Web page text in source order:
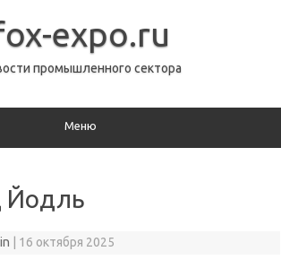
expo.ru
промышленного сектора
Меню
Йодль
16 октября 2025